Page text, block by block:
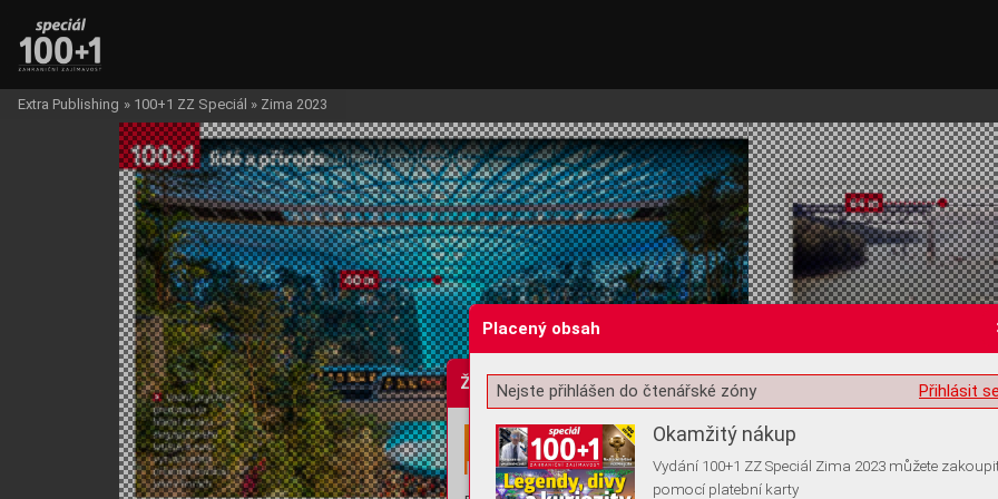
Žádost o souhlas s ukládáním volitelných informací
Extra Publishing » 100+1 ZZ Speciál » Zima 2023
Placený obsah
Přihlásit
Nejste přihlášen do čtenářské zóny
Okamžitý nákup
Vydání 100+1 ZZ Speciál Zima 2023 můžete
pomocí platební karty